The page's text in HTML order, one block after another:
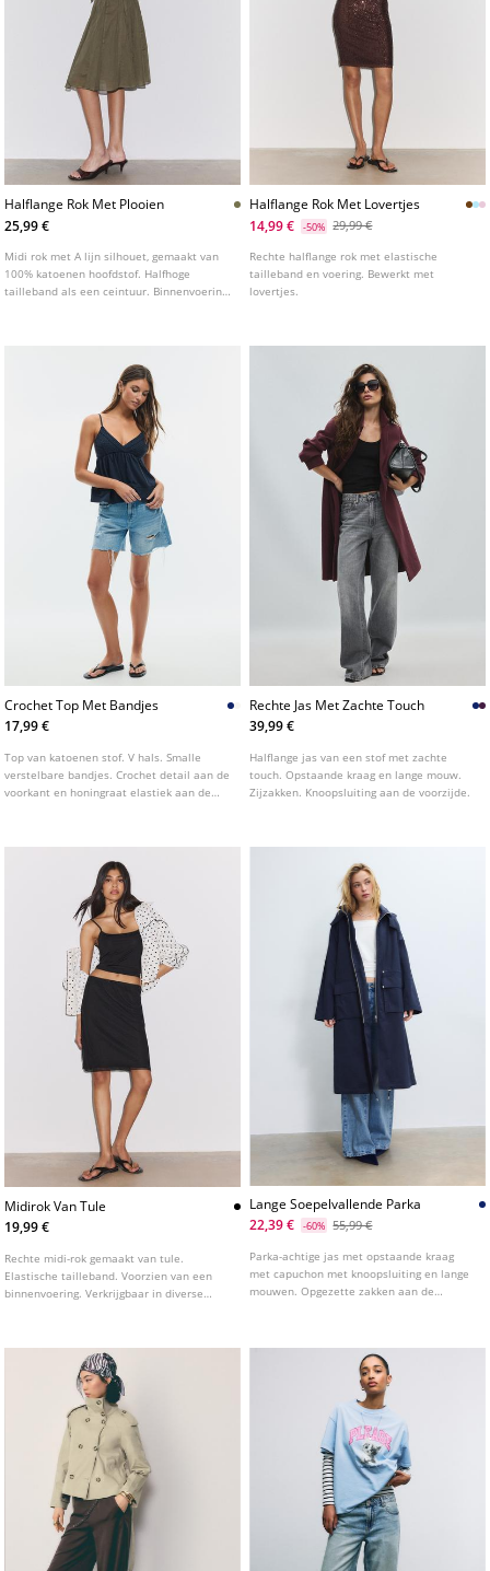
Halflange Rok Met Plooien
25,99 €
Midi rok met A lijn silhouet, gemaakt van
100% katoenen hoofdstof. Halfhoge
tailleband als een ceintuur. Binnenvoering.
Halflange Rok Met Lovertjes
14,99 €
-50% 29,99 €
Rechte halflange rok met elastische
tailleband en voering. Bewerkt met
lovertjes.
Crochet Top Met Bandjes
17,99 €
Top van katoenen stof. V hals. Smalle
verstelbare bandjes. Crochet detail aan de
voorkant en honingraat elastiek aan de
Rechte Jas Met Zachte Touch
39,99 €
Halflange jas van een stof met zachte
touch. Opstaande kraag en lange mouw.
Zijzakken. Knoopsluiting aan de voorzijde.
Midirok Van Tule
19,99 €
Rechte midi-rok gemaakt van tule.
Elastische tailleband. Voorzien van een
binnenvoering. Verkrijgbaar in diverse
Lange Soepelvallende Parka
22,39 €
-60% 55,99 €
Parka-achtige jas met opstaande kraag
met capuchon met knoopsluiting en lange
mouwen. Opgezette zakken aan de